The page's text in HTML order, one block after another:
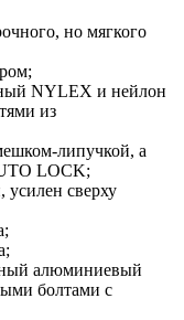
но мягкого
NYLEX и нейлон
из
липучкой, а
LOCK;
сверху
алюминиевый
болтами с